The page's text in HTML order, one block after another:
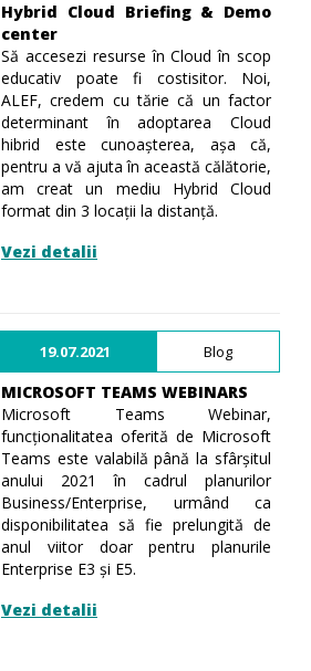
Hybrid Cloud Briefing & Demo
center
Să accesezi resurse în Cloud în scop
educativ poate fi costisitor. Noi,
ALEF, credem cu tărie că un factor
determinant în adoptarea Cloud
hibrid este cunoașterea, așa că,
pentru a vă ajuta în această călătorie,
am creat un mediu Hybrid Cloud
format din 3 locații la distanță.
Vezi detalii
19.07.2021 Blog
MICROSOFT TEAMS WEBINARS
Microsoft Teams Webinar,
funcționalitatea oferită de Microsoft
Teams este valabilă până la sfârșitul
anului 2021 în cadrul planurilor
Business/Enterprise, urmând ca
disponibilitatea să fie prelungită de
anul viitor doar pentru planurile
Enterprise E3 și E5.
Vezi detalii